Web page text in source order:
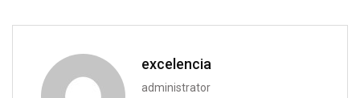
excelencia
administrator